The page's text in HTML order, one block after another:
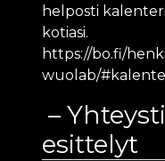
helposti
kotiasi.
https://bo.fi/
wuolab/
esittelyt